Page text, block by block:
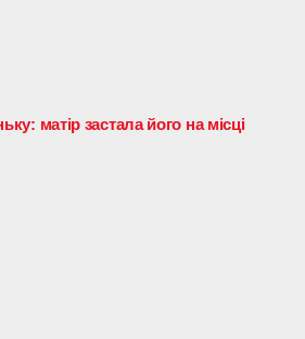
матір застала його на місці